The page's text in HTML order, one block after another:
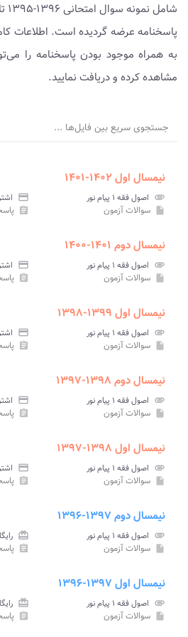
پاسخنامه عرضه گردیده است. اطلاعات
به همراه موجود بودن پاسخنامه را
مشاهده کرده و دریافت نمایید.
جستجوی سریع بین فایل‌ها ...
نیمسال اول ۱۴۰۲-۱۴۰۱
attachment اصول فقه ۱ پیام نور credit_card
insert_drive_file سوالات آزمون assignment
نیمسال دوم ۱۴۰۱-۱۴۰۰
attachment اصول فقه ۱ پیام نور credit_card
insert_drive_file سوالات آزمون assignment
نیمسال اول ۱۳۹۹-۱۳۹۸
attachment اصول فقه ۱ پیام نور credit_card
insert_drive_file سوالات آزمون assignment
نیمسال دوم ۱۳۹۸-۱۳۹۷
attachment اصول فقه ۱ پیام نور credit_card
insert_drive_file سوالات آزمون assignment
نیمسال اول ۱۳۹۸-۱۳۹۷
attachment اصول فقه ۱ پیام نور credit_card
insert_drive_file سوالات آزمون assignment
نیمسال دوم ۱۳۹۷-۱۳۹۶
attachment اصول فقه ۱ پیام نور card_giftcard
insert_drive_file سوالات آزمون assignment
نیمسال اول ۱۳۹۷-۱۳۹۶
attachment اصول فقه ۱ پیام نور card_giftcard
insert_drive_file سوالات آزمون assignment